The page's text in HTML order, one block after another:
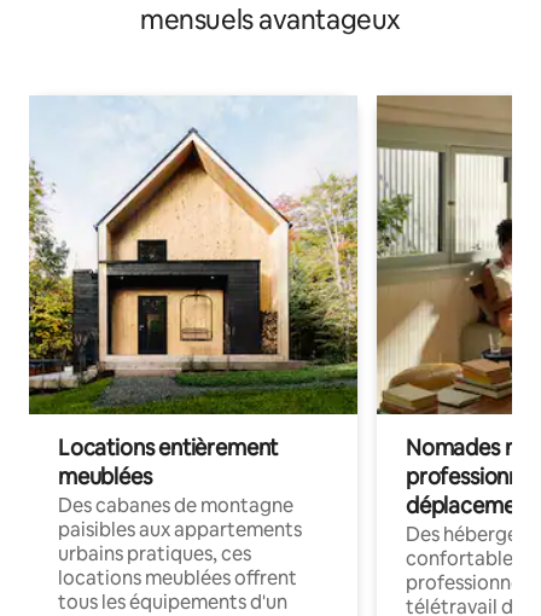
mensuels avantageux
Locations entièrement
meublées
Des cabanes de montagne
paisibles aux appartements
urbains pratiques, ces
locations meublées offrent
tous les équipements d'un
Nomades
déplacement
Des
confortables
professionnels
télétravail